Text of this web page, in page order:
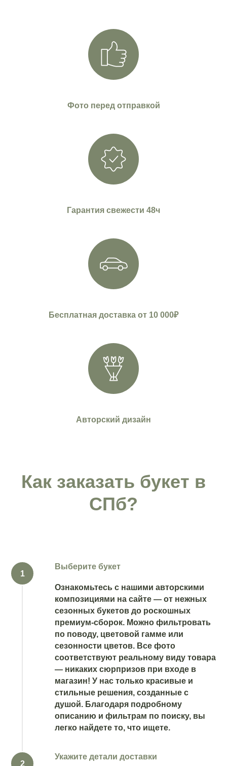
Фото перед отправкой
Гарантия свежести 48ч
Бесплатная доставка от 10 000₽
Авторский дизайн
Как заказать букет в
СПб?
Выберите букет
Ознакомьтесь с нашими авторскими
композициями на сайте — от нежных
сезонных букетов до роскошных
премиум-сборок. Можно фильтровать
по поводу, цветовой гамме или
сезонности цветов. Все фото
соответствуют реальному виду товара
— никаких сюрпризов при входе в
магазин! У нас только красивые и
стильные решения, созданные с
душой. Благодаря подробному
описанию и фильтрам по поиску, вы
легко найдете то, что ищете.
Укажите детали доставки